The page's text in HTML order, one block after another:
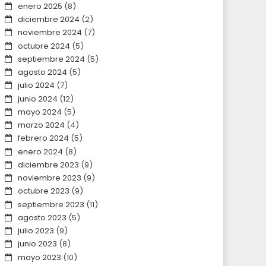
enero 2025 (8)
diciembre 2024 (2)
noviembre 2024 (7)
octubre 2024 (5)
septiembre 2024 (5)
agosto 2024 (5)
julio 2024 (7)
junio 2024 (12)
mayo 2024 (5)
marzo 2024 (4)
febrero 2024 (5)
enero 2024 (8)
diciembre 2023 (9)
noviembre 2023 (9)
octubre 2023 (9)
septiembre 2023 (11)
agosto 2023 (5)
julio 2023 (9)
junio 2023 (8)
mayo 2023 (10)